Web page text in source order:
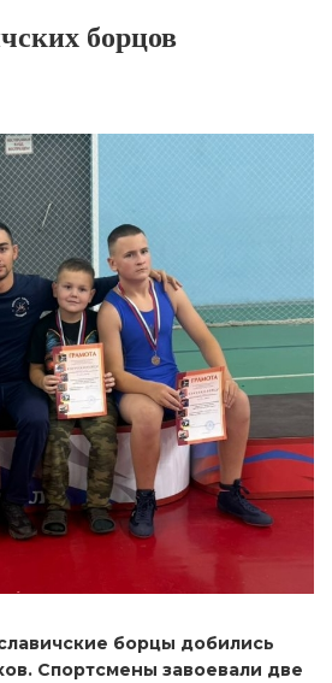
борцов
борцы добились
Спортсмены завоевали две